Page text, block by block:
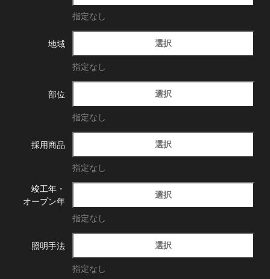
指定なし
地域 選択
指定なし
部位 選択
指定なし
採用商品 選択
指定なし
竣工年・
オープン年
選択
指定なし
照明手法 選択
指定なし